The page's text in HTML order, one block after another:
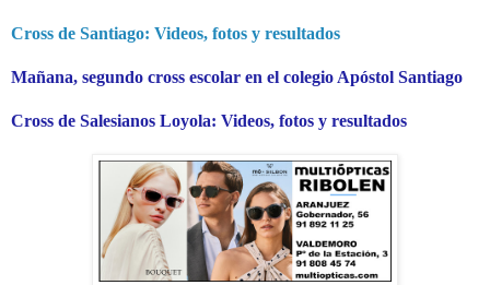
Cross de Santiago: Videos, fotos y resultados
Mañana, segundo cross escolar en el colegio Apóstol Santiago
Cross de Salesianos Loyola: Videos, fotos y resultados